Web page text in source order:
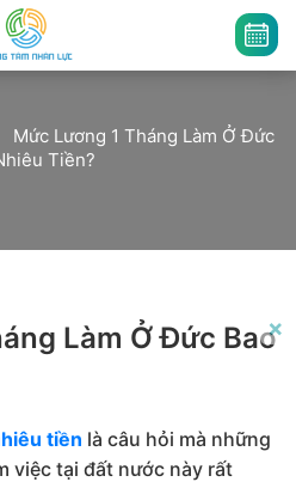
Mức Lương 1 Tháng Làm Ở Đức
Tiền?
Làm Ở Đức Bao
tiền là câu hỏi mà những
việc tại đất nước này rất
×